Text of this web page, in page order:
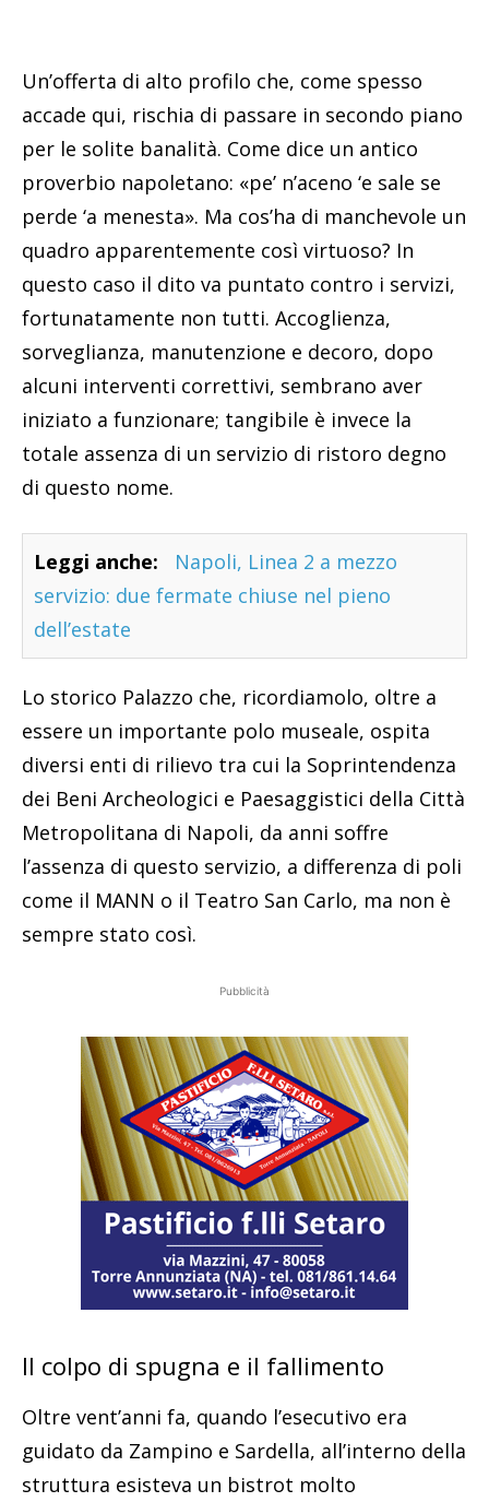
Un’offerta di alto profilo che, come spesso
accade qui, rischia di passare in secondo piano
per le solite banalità. Come dice un antico
proverbio napoletano: «pe’ n’aceno ‘e sale se
perde ‘a menesta». Ma cos’ha di manchevole un
quadro apparentemente così virtuoso? In
questo caso il dito va puntato contro i servizi,
fortunatamente non tutti. Accoglienza,
sorveglianza, manutenzione e decoro, dopo
alcuni interventi correttivi, sembrano aver
iniziato a funzionare; tangibile è invece la
totale assenza di un servizio di ristoro degno
di questo nome.
Leggi anche:
Napoli, Linea 2 a mezzo
servizio: due fermate chiuse nel pieno
dell’estate
Lo storico Palazzo che, ricordiamolo, oltre a
essere un importante polo museale, ospita
diversi enti di rilievo tra cui la Soprintendenza
dei Beni Archeologici e Paesaggistici della Città
Metropolitana di Napoli, da anni soffre
l’assenza di questo servizio, a differenza di poli
come il MANN o il Teatro San Carlo, ma non è
sempre stato così.
Pubblicità
Il colpo di spugna e il fallimento
Oltre vent’anni fa, quando l’esecutivo era
guidato da Zampino e Sardella, all’interno della
struttura esisteva un bistrot molto